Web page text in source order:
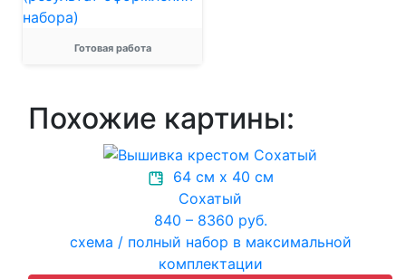
Готовая работа
Похожие картины:
64 см х 40 см
Сохатый
840 – 8360 руб.
схема / полный набор в максимальной
комплектации